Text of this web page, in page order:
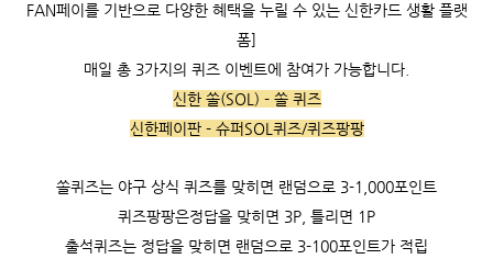
FAN페이를 기반으로 다양한 혜택을 누릴 수 있는 신한카드 생활 플랫
폼]
매일 총 3가지의 퀴즈 이벤트에 참여가 가능합니다.
신한 쏠(SOL) - 쏠 퀴즈
신한페이판 - 슈퍼SOL퀴즈/퀴즈팡팡
쏠퀴즈는 야구 상식 퀴즈를 맞히면 랜덤으로 3-1,000포인트
퀴즈팡팡은정답을 맞히면 3P, 틀리면 1P
출석퀴즈는 정답을 맞히면 랜덤으로 3-100포인트가 적립